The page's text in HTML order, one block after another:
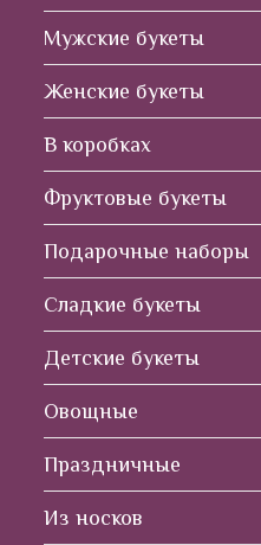
Мужские букеты
Женские букеты
В коробках
Фруктовые букеты
Подарочные наборы
Сладкие букеты
Детские букеты
Овощные
Праздничные
Из носков